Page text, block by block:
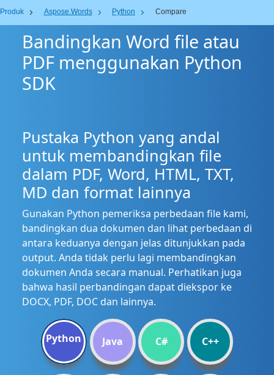
Produk Aspose.Words Python Compare
Bandingkan Word file atau
PDF menggunakan Python
SDK
Pustaka Python yang andal
untuk membandingkan file
dalam PDF, Word, HTML, TXT,
MD dan format lainnya
Gunakan Python pemeriksa perbedaan file kami,
bandingkan dua dokumen dan lihat perbedaan di
antara keduanya dengan jelas ditunjukkan pada
output. Anda tidak perlu lagi membandingkan
dokumen Anda secara manual. Perhatikan juga
bahwa hasil perbandingan dapat diekspor ke
DOCX, PDF, DOC dan lainnya.
Python Java C# C++